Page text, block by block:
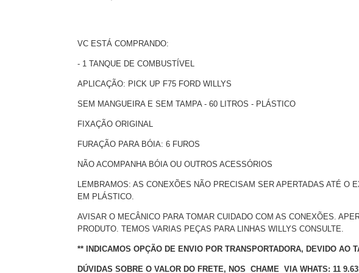
VC ESTÁ COMPRANDO:
- 1 TANQUE DE COMBUSTÍVEL
APLICAÇÃO: PICK UP F75 FORD WILLYS
SEM MANGUEIRA E SEM TAMPA - 60 LITROS - PLÁSTICO
FIXAÇÃO ORIGINAL
FURAÇÃO PARA BÓIA: 6 FUROS
NÃO ACOMPANHA BÓIA OU OUTROS ACESSÓRIOS
LEMBRAMOS: AS CONEXÕES NÃO PRECISAM SER APERTADAS ATÉ
EM PLÁSTICO.
AVISAR O MECÂNICO PARA TOMAR CUIDADO COM AS CONEXÕES.
PRODUTO. TEMOS VARIAS PEÇAS PARA LINHAS WILLYS CONSULTE.
** INDICAMOS OPÇÃO DE ENVIO POR TRANSPORTADORA, DEVIDO AO
DÚVIDAS SOBRE O VALOR DO FRETE, NOS CHAME VIA WHATS: 11